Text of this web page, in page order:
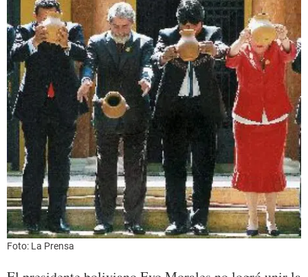
Foto: La Prensa